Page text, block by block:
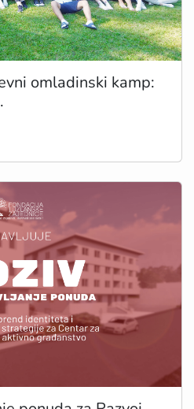
omladinski kamp: